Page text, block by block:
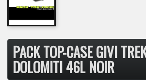
PACK TOP-CASE GIVI
DOLOMITI 46L NOIR